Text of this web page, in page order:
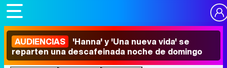
AUDIENCIAS 'Hanna' y 'Una nueva vida' se
reparten una descafeinada noche de domingo